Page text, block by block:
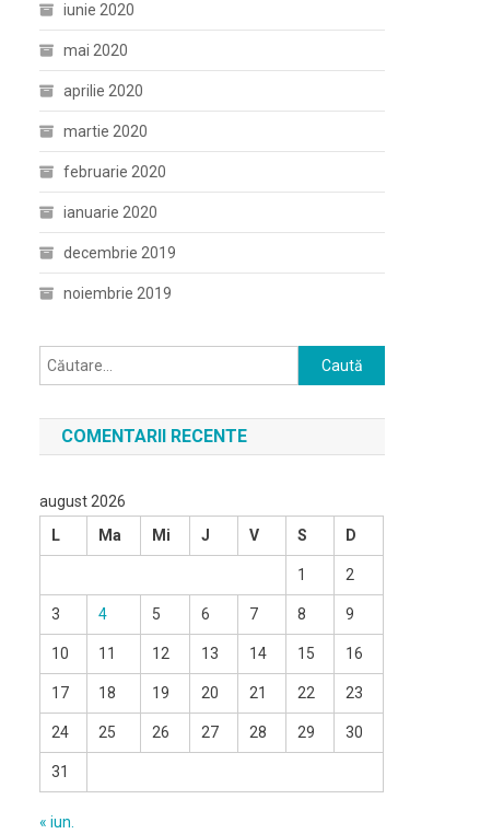
iunie 2020
mai 2020
aprilie 2020
martie 2020
februarie 2020
ianuarie 2020
decembrie 2019
noiembrie 2019
Caută
după:
COMENTARII RECENTE
august 2026
L
Ma Mi J V S D
1 2
3 4 5 6 7 8 9
10 11 12 13 14 15 16
17 18 19 20 21 22 23
24 25 26 27 28 29 30
31
« iun.